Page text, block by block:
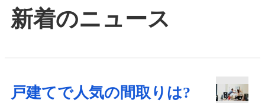
新着のニュース
戸建てで人気の間取りは?